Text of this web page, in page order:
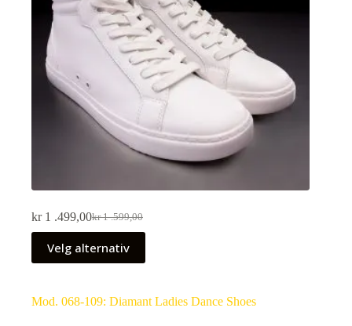
kr1 .599,00
kr1 .499,00
Velg alternativ
Mod. 068-109: Diamant Ladies Dance Shoes